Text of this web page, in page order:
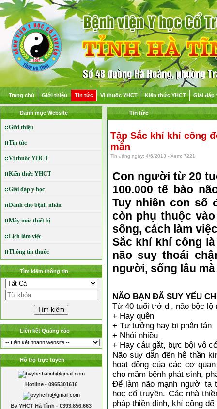
Trang chủ Giới thiệu Tin tức Vị thuốc YHCT Kiến thức YHCT Giải đáp
Danh mục Website
Giới thiệu
Tin tức
Vị thuốc YHCT
Kiến thức YHCT
Giải đáp y học
Dành cho bệnh nhân
Máy móc thiết bị
Lịch làm việc
Thông tin thuốc
Tìm kiếm thông tin
Liên kết Quảng cáo
Hỗ trợ trực tuyến
Hotline - 0965301616
Bv YHCT Hà Tĩnh - 0393.856.663
Tin tức
Tập Sắc khí khí công
mẫn
Tin đăng ngày: 4/6/2013 - Xem: 7221
Con người từ 20
100.000 tế bào
Tuy nhiên con số
còn phụ thuộc
sống, cách làm
Sắc khí khí công
não suy thoái
người, sống lâu
NÃO BẠN ĐÃ SUY YẾU
Từ 40 tuổi trở đi, não bộc lộ
+ Hay quên
+ Tư tưởng hay bị phân tán
+ Nhói nhiều
+ Hay cáu gắt, bực bội vô
Não suy dẫn đến hệ thần
hoạt động của các cơ
cho mầm bệnh phát sinh,
Để làm não mạnh người ta
học cổ truyền. Các nhà
pháp thiền định, khí công